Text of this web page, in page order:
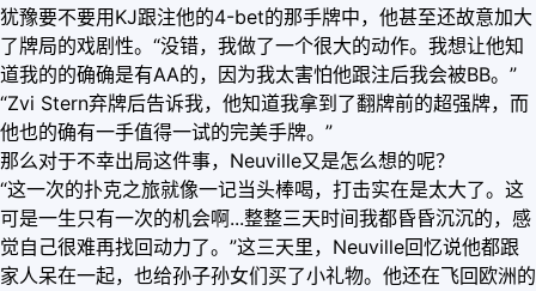
犹豫要不要用KJ跟注他的4-bet的那手牌中，他甚至还故意加大
了牌局的戏剧性。“没错，我做了一个很大的动作。我想让他知
道我的的确确是有AA的，因为我太害怕他跟注后我会被BB。”
“Zvi Stern弃牌后告诉我，他知道我拿到了翻牌前的超强牌，而
他也的确有一手值得一试的完美手牌。”
那么对于不幸出局这件事，Neuville又是怎么想的呢？
“这一次的扑克之旅就像一记当头棒喝，打击实在是太大了。这
可是一生只有一次的机会啊...整整三天时间我都昏昏沉沉的，感
觉自己很难再找回动力了。”这三天里，Neuville回忆说他都跟
家人呆在一起，也给孙子孙女们买了小礼物。他还在飞回欧洲的